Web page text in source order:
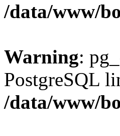
/data/www/
Warning:
PostgreSQL
/data/www/